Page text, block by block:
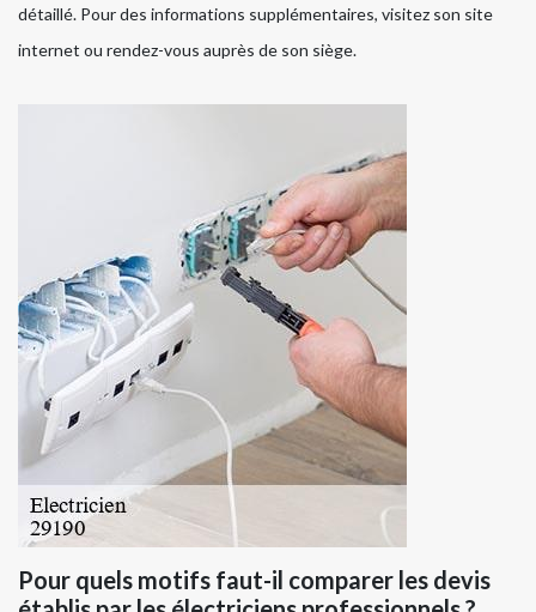
détaillé. Pour des informations supplémentaires, visitez son site
internet ou rendez-vous auprès de son siège.
Pour quels motifs faut-il comparer les devis